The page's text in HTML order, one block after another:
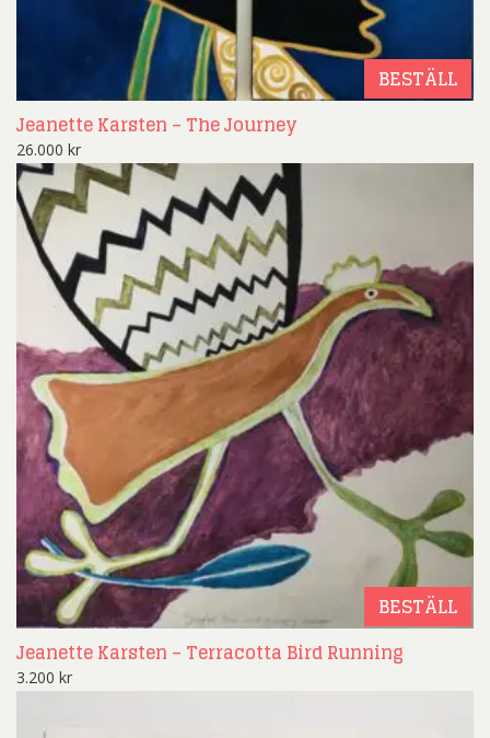
BESTÄLL
Jeanette Karsten – The Journey
26.000 kr
BESTÄLL
Jeanette Karsten – Terracotta Bird Running
3.200 kr